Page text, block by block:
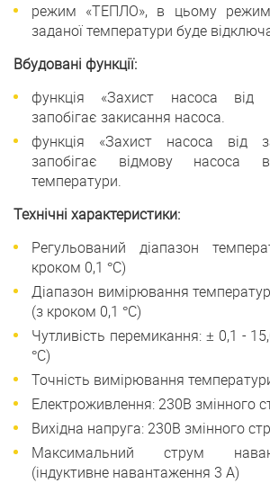
режим «ТЕПЛО», в цьому
заданої температури буде
Вбудовані функції:
функція «Захист насоса від
запобігає закисання насоса.
функція «Захист насоса від
запобігає відмову насоса
температури.
Технічні характеристики:
Регульований діапазон
кроком 0,1 °C)
Діапазон вимірювання
(з кроком 0,1 °C)
Чутливість перемикання: ± 0,1 -
°C)
Точність вимірювання
Електроживлення: 230В змінного
Вихідна напруга: 230В змінного
Максимальний струм
(індуктивне навантаження 3 А)